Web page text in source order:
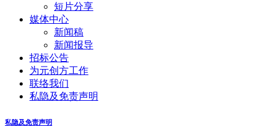
短片分享
媒体中心
新闻稿
新闻报导
招标公告
为元创方工作
联络我们
私隐及免责声明
私隐及免责声明